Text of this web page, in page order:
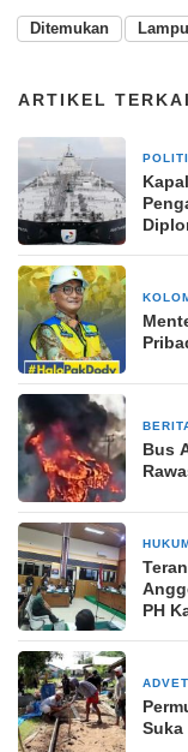
Ditemukan
ARTIKEL
Bus
PH
Suka